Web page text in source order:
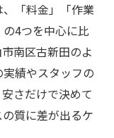
評価
「料金」「作業
4つを中心に比
南区古新田のよ
績やスタッフの
さだけで決めて
質に差が出るケ